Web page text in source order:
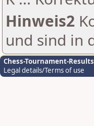
Hinweis2
und sind in
Chess-Tournament-
Legal details/Terms of use